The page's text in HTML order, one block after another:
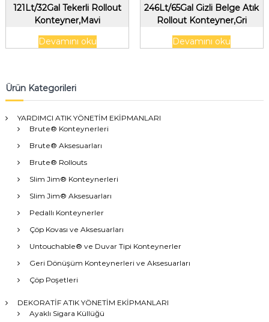
121Lt/32Gal Tekerli Rollout
Konteyner,Mavi
Devamını oku
246Lt/65Gal Gizli Belge Atık
Rollout Konteyner,Gri
Devamını oku
Ürün Kategorileri
YARDIMCI ATIK YÖNETİM EKİPMANLARI
Brute® Konteynerleri
Brute® Aksesuarları
Brute® Rollouts
Slim Jim® Konteynerleri
Slim Jim® Aksesuarları
Pedallı Konteynerler
Çöp Kovası ve Aksesuarları
Untouchable® ve Duvar Tipi Konteynerler
Geri Dönüşüm Konteynerleri ve Aksesuarları
Çöp Poşetleri
DEKORATİF ATIK YÖNETİM EKİPMANLARI
Ayaklı Sigara Küllüğü